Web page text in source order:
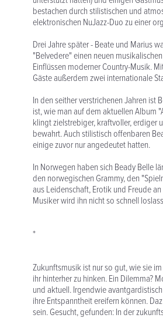
bestachen durch stilistischen und
elektronischen NuJazz-Duo zu einer
Drei Jahre später - Beate und Marius
"Belvedere" einen neuen
Einflüssen moderner Country-Musik.
Gäste außerdem zwei internationale
In den seither verstrichenen Jahren ist
ist, wie man auf dem aktuellen Album
klingt zielstrebiger, kraftvoller, erdiger
bewahrt. Auch stilistisch offenbaren
einige zuvor nur angedeutet hatten.
In Norwegen haben sich Beady Belle
den norwegischen Grammy, den
aus Leidenschaft, Erotik und Freude
Musiker wird ihn nicht so schnell
*
Zukunftsmusik ist nur so gut, wie sie
ihr hinterher zu hinken. Ein Dilemma?
und aktuell. Irgendwie
ihre Entspanntheit ereifern können.
sein. Gesucht, gefunden: In der